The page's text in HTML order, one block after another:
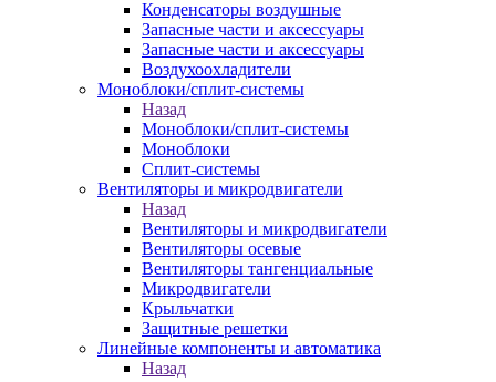
Конденсаторы воздушные
Запасные части и аксессуары
Запасные части и аксессуары
Воздухоохладители
Моноблоки/сплит-системы
Назад
Моноблоки/сплит-системы
Моноблоки
Сплит-системы
Вентиляторы и микродвигатели
Назад
Вентиляторы и микродвигатели
Вентиляторы осевые
Вентиляторы тангенциальные
Микродвигатели
Крыльчатки
Защитные решетки
Линейные компоненты и автоматика
Назад